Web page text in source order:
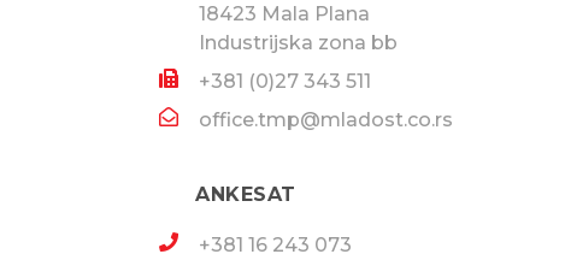
18423 Mala Plana
Industrijska zona bb
+381 (0)27 343 511
office.tmp@mladost.co.rs
ANKESAT
+381 16 243 073